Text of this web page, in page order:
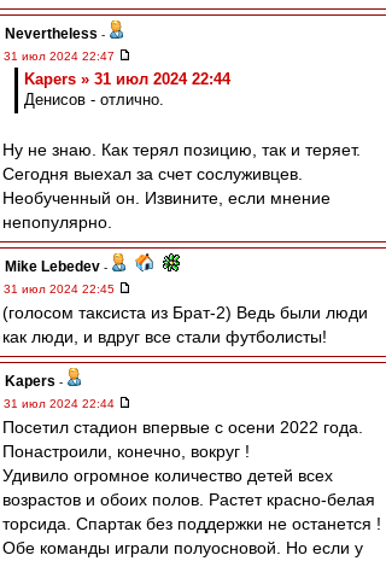
Nevertheless -
31 июл 2024 22:47
Kapers » 31 июл 2024 22:44
Денисов - отлично.
Ну не знаю. Как терял позицию, так и теряет.
Сегодня выехал за счет сослуживцев.
Необученный он. Извините, если мнение
непопулярно.
Mike Lebedev -
31 июл 2024 22:45
(голосом таксиста из Брат-2) Ведь были люди
как люди, и вдруг все стали футболисты!
Kapers -
31 июл 2024 22:44
Посетил стадион впервые с осени 2022 года.
Понастроили, конечно, вокруг !
Удивило огромное количество детей всех
возрастов и обоих полов. Растет красно-белая
торсида. Спартак без поддержки не останется !
Обе команды играли полуосновой. Но если у